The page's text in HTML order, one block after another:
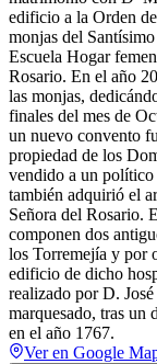
edificio a la Orden
monjas del
Escuela Hogar
Rosario. En el año
las monjas,
finales del mes de
un nuevo convento
propiedad de los
vendido a un político
también adquirió el
Señora del Rosario.
componen dos
los Torremejía y por
edificio de dicho
realizado por D.
marquesado, tras un
en el año 1767.
Ver en Google